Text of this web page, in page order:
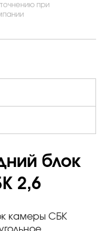
при
блок
2,6
камеры СБК